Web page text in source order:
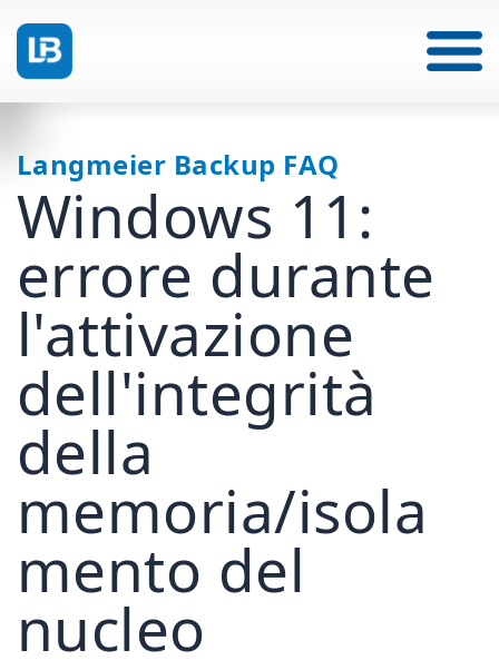
Langmeier Backup FAQ
Windows 11:
errore durante
l'attivazione
dell'integrità
della
memoria/isola
mento del
nucleo